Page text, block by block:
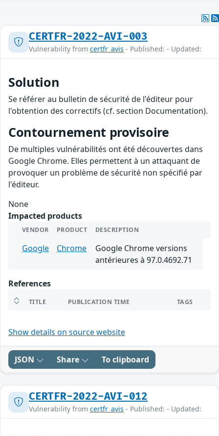
CERTFR-2022-AVI-003
Vulnerability from certfr_avis - Published: - Updated:
Solution
Se référer au bulletin de sécurité de l'éditeur pour
l'obtention des correctifs (cf. section Documentation).
Contournement provisoire
De multiples vulnérabilités ont été découvertes dans
Google Chrome. Elles permettent à un attaquant de
provoquer un problème de sécurité non spécifié par
l'éditeur.
None
Impacted products
VENDOR PRODUCT DESCRIPTION
Google Chrome
Google Chrome versions
antérieures à 97.0.4692.71
References
TITLE PUBLICATION TIME TAGS
Show details on source website
JSON Share To clipboard
CERTFR-2022-AVI-012
Vulnerability from certfr_avis - Published: - Updated: